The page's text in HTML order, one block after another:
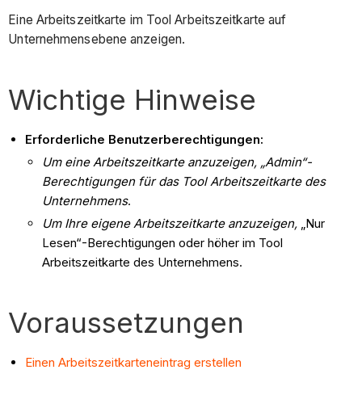
Eine Arbeitszeitkarte im Tool Arbeitszeitkarte auf
Unternehmensebene anzeigen.
Wichtige Hinweise
Erforderliche Benutzerberechtigungen:
Um eine Arbeitszeitkarte anzuzeigen, „Admin“-
Berechtigungen für das Tool Arbeitszeitkarte des
Unternehmens.
Um Ihre eigene Arbeitszeitkarte anzuzeigen, „Nur
Lesen“-Berechtigungen oder höher im Tool
Arbeitszeitkarte des Unternehmens.
Voraussetzungen
Einen Arbeitszeitkarteneintrag erstellen